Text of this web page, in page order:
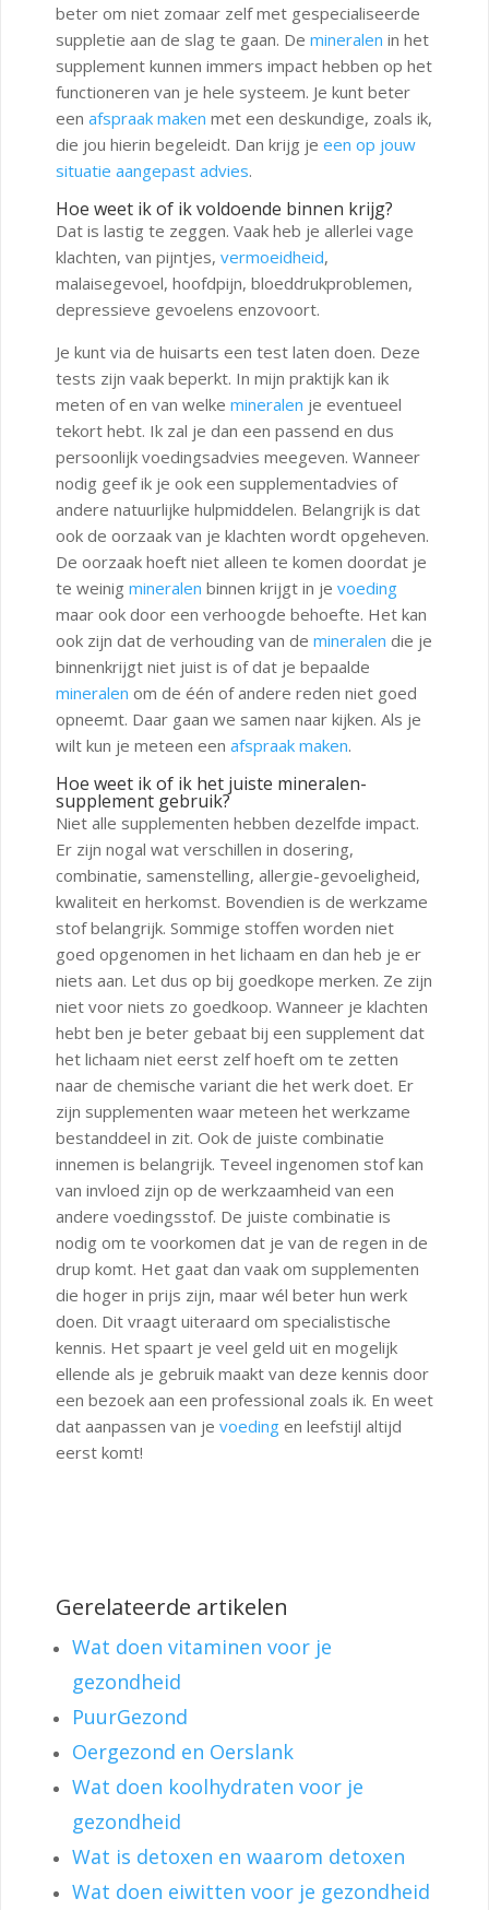
beter om niet zomaar zelf met gespecialiseerde
suppletie aan de slag te gaan. De mineralen in het
supplement kunnen immers impact hebben op het
functioneren van je hele systeem. Je kunt beter
een afspraak maken met een deskundige, zoals ik,
die jou hierin begeleidt. Dan krijg je een op jouw
situatie aangepast advies.
Hoe weet ik of ik voldoende binnen krijg?
Dat is lastig te zeggen. Vaak heb je allerlei vage
klachten, van pijntjes, vermoeidheid,
malaisegevoel, hoofdpijn, bloeddrukproblemen,
depressieve gevoelens enzovoort.
Je kunt via de huisarts een test laten doen. Deze
tests zijn vaak beperkt. In mijn praktijk kan ik
meten of en van welke mineralen je eventueel
tekort hebt. Ik zal je dan een passend en dus
persoonlijk voedingsadvies meegeven. Wanneer
nodig geef ik je ook een supplementadvies of
andere natuurlijke hulpmiddelen. Belangrijk is dat
ook de oorzaak van je klachten wordt opgeheven.
De oorzaak hoeft niet alleen te komen doordat je
te weinig mineralen binnen krijgt in je voeding
maar ook door een verhoogde behoefte. Het kan
ook zijn dat de verhouding van de mineralen die je
binnenkrijgt niet juist is of dat je bepaalde
mineralen om de één of andere reden niet goed
opneemt. Daar gaan we samen naar kijken. Als je
wilt kun je meteen een afspraak maken.
Hoe weet ik of ik het juiste mineralen-
supplement gebruik?
Niet alle supplementen hebben dezelfde impact.
Er zijn nogal wat verschillen in dosering,
combinatie, samenstelling, allergie-gevoeligheid,
kwaliteit en herkomst. Bovendien is de werkzame
stof belangrijk. Sommige stoffen worden niet
goed opgenomen in het lichaam en dan heb je er
niets aan. Let dus op bij goedkope merken. Ze zijn
niet voor niets zo goedkoop. Wanneer je klachten
hebt ben je beter gebaat bij een supplement dat
het lichaam niet eerst zelf hoeft om te zetten
naar de chemische variant die het werk doet. Er
zijn supplementen waar meteen het werkzame
bestanddeel in zit. Ook de juiste combinatie
innemen is belangrijk. Teveel ingenomen stof kan
van invloed zijn op de werkzaamheid van een
andere voedingsstof. De juiste combinatie is
nodig om te voorkomen dat je van de regen in de
drup komt. Het gaat dan vaak om supplementen
die hoger in prijs zijn, maar wél beter hun werk
doen. Dit vraagt uiteraard om specialistische
kennis. Het spaart je veel geld uit en mogelijk
ellende als je gebruik maakt van deze kennis door
een bezoek aan een professional zoals ik. En weet
dat aanpassen van je voeding en leefstijl altijd
eerst komt!
Gerelateerde artikelen
Wat doen vitaminen voor je
gezondheid
PuurGezond
Oergezond en Oerslank
Wat doen koolhydraten voor je
gezondheid
Wat is detoxen en waarom detoxen
Wat doen eiwitten voor je gezondheid